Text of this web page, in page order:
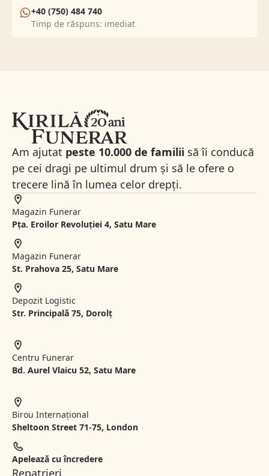
+40 (750) 484 740
Timp de răspuns: imediat
Am ajutat peste 10.000 de familii să îi conducă
pe cei dragi pe ultimul drum și să le ofere o
trecere lină în lumea celor drepți.
Magazin Funerar
Pța. Eroilor Revoluției 4, Satu Mare
Magazin Funerar
St. Prahova 25, Satu Mare
Depozit Logistic
Str. Principală 75, Dorolț
Centru Funerar
Bd. Aurel Vlaicu 52, Satu Mare
Birou Internațional
Sheltoon Street 71-75, London
Apelează cu încredere